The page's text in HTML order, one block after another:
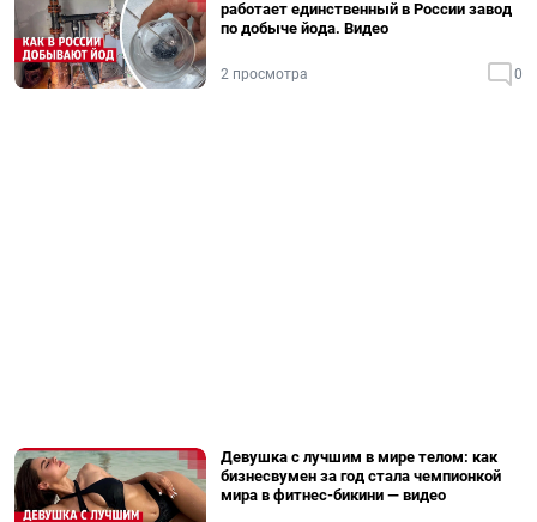
работает единственный в России завод
по добыче йода. Видео
2 просмотра 0
Девушка с лучшим в мире телом: как
бизнесвумен за год стала чемпионкой
мира в фитнес-бикини — видео